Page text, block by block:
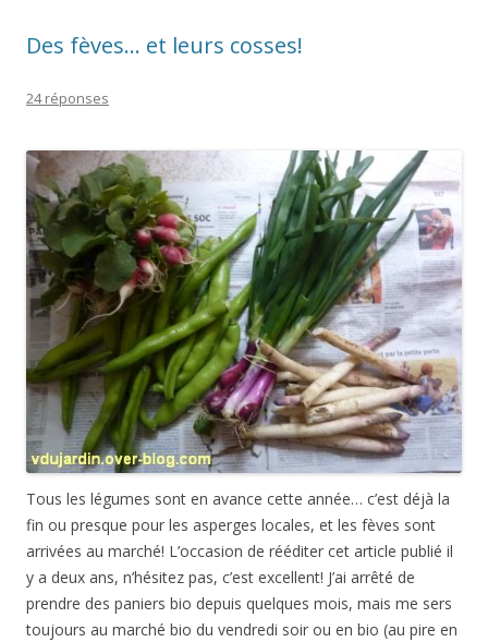
Des fèves… et leurs cosses!
24 réponses
Tous les légumes sont en avance cette année… c’est déjà la
fin ou presque pour les asperges locales, et les fèves sont
arrivées au marché! L’occasion de rééditer cet article publié il
y a deux ans, n’hésitez pas, c’est excellent! J’ai arrêté de
prendre des paniers bio depuis quelques mois, mais me sers
toujours au marché bio du vendredi soir ou en bio (au pire en